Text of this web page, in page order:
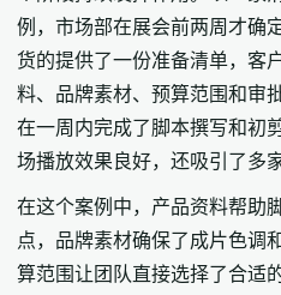
例，市场部在展会前两周才确
货的提供了一份准备清单，客
料、品牌素材、预算范围和审
在一周内完成了脚本撰写和初
场播放效果良好，还吸引了多
在这个案例中，产品资料帮助
点，品牌素材确保了成片色调
算范围让团队直接选择了合适